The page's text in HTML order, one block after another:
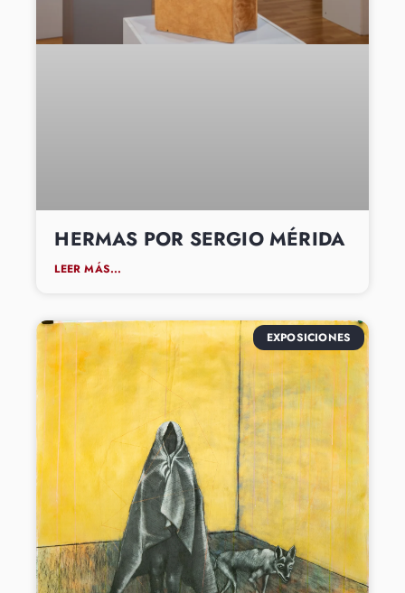
HERMAS POR SERGIO MÉRIDA
LEER MÁS...
EXPOSICIONES